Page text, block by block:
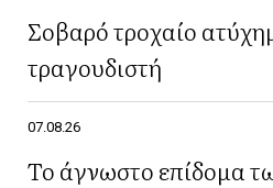
Σοβαρό τροχαίο
τραγουδιστή
07.08.26
Το άγνωστο επίδομα